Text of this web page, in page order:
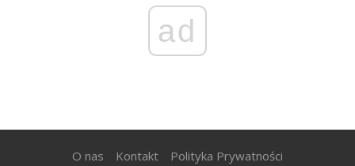
ad
O nas Kontakt Polityka Prywatności